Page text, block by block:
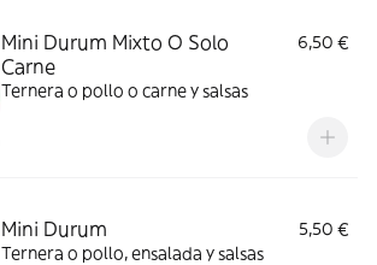
Mini Durum Mixto O Solo
Carne
6,50 €
Ternera o pollo o carne y salsas
Mini Durum
5,50 €
Ternera o pollo, ensalada y salsas